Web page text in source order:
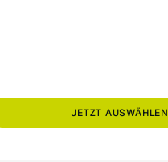
JETZT AUSWÄHLEN